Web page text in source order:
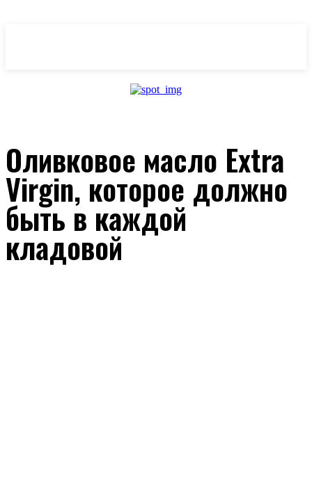
Оливковое масло Extra
Virgin, которое должно
быть в каждой
кладовой